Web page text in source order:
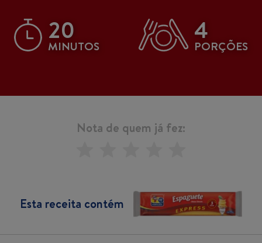
20
MINUTOS
4
PORÇÕES
Nota de quem já fez:
Esta receita contém